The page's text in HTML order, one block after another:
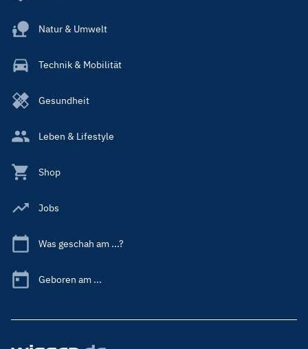
Natur & Umwelt
Technik & Mobilität
Gesundheit
Leben & Lifestyle
Shop
Jobs
Was geschah am ...?
Geboren am ...